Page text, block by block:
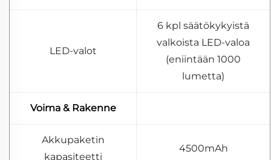
LED-valot
6 kpl säätökykyistä
valkoista LED-valoa
(eniintään 1000
lumetta)
Voima & Rakenne
Akkupaketin
kapasiteetti
4500mAh